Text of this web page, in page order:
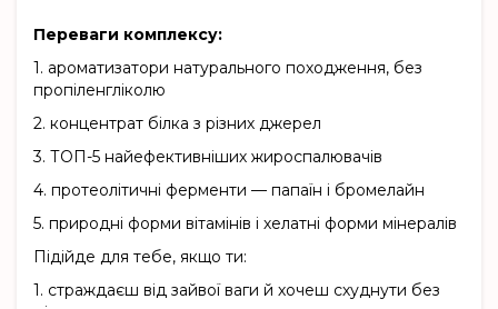
Переваги комплексу:
1. ароматизатори натурального походження, без
пропіленгліколю
2. концентрат білка з різних джерел
3. ТОП-5 найефективніших жироспалювачів
4. протеолітичні ферменти — папаїн і бромелайн
5. природні форми вітамінів і хелатні форми мінералів
Підійде для тебе, якщо ти:
1. страждаєш від зайвої ваги й хочеш схуднути без